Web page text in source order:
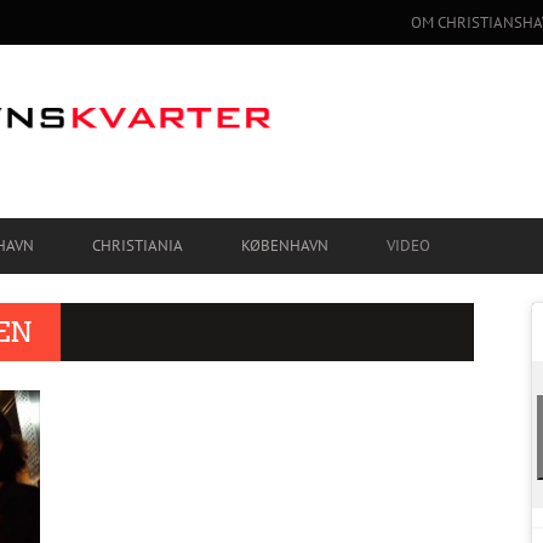
OM
CHRISTIANIA KØBENHAVN VIDEO